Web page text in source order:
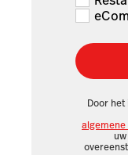
Door